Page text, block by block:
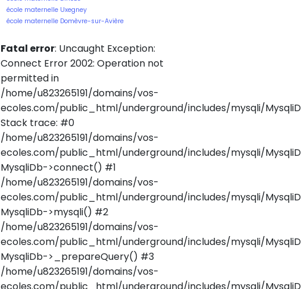
école maternelle Uxegney
école maternelle Domèvre-sur-Avière
Fatal error: Uncaught Exception:
Connect Error 2002: Operation not
permitted in
/home/u823265191/domains/vos-
ecoles.com/public_html/underground/includes/mysqli/
Stack trace: #0
/home/u823265191/domains/vos-
ecoles.com/public_html/underground/includes/mysqli/
MysqliDb->connect() #1
/home/u823265191/domains/vos-
ecoles.com/public_html/underground/includes/mysqli/
MysqliDb->mysqli() #2
/home/u823265191/domains/vos-
ecoles.com/public_html/underground/includes/mysqli/
MysqliDb->_prepareQuery() #3
/home/u823265191/domains/vos-